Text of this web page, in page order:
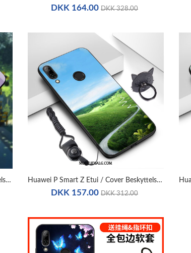
DKK 164.00 DKK 328.00
Huawei P Smart Z Etui / Cover Beskyttelse Alt Inklusive Spejl Simple Huawei P Smart Z Etui / Cover Beskyttelse Trend Simple Tilpas Grøn
DKK 157.00 DKK 312.00